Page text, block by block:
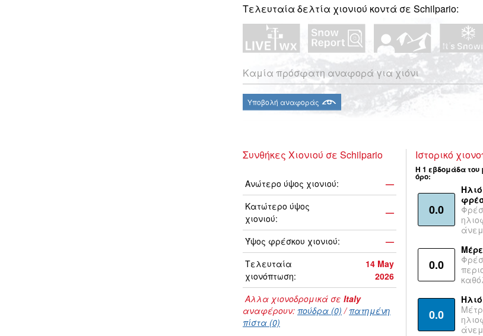
Τελευταία δελτία χιονιού κοντά σε Schilpario:
Καμία πρόσφατη αναφορά για χιόνι
Υποβολή αναφοράς
Συνθήκες Χιονιού σε Schilpario
Ανώτερο ύψος χιονιού:
—
Κατώτερο ύψος
χιονιού:
—
Ύψος φρέσκου χιονιού:
—
Τελευταία
χιονόπτωση:
14 May
2026
Αλλα χιονοδρομικά σε Italy
αναφέρουν: πούδρα (0) /πατημένη
πίστα (0)
Ιστορικό
Η 1 εβδομάδα του
όρο:
0.0
0.0
0.0